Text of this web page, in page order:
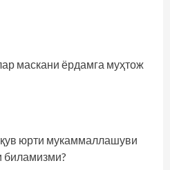
маскани ёрдамга муҳтож
юрти мукаммаллашуви
биламизми?